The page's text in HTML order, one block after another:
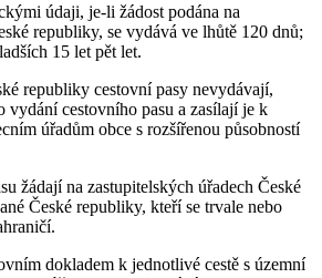
údaji, je-li žádost podána na
republiky, se vydává ve lhůtě 120 dnů;
15 let pět let.
republiky cestovní pasy nevydávají,
vydání cestovního pasu a zasílají je k
úřadům obce s rozšířenou působností
žádají na zastupitelských úřadech České
České republiky, kteří se trvale nebo
dokladem k jednotlivé cestě s územní